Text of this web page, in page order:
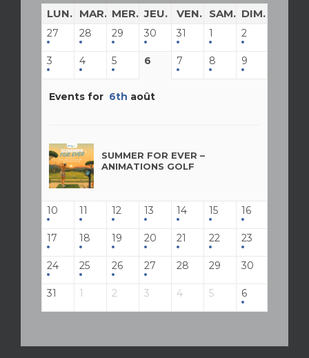
LUN. MAR. MER. JEU. VEN. SAM. DIM.
27 28 29 30 31 1 2
3 4 5 6 7 8 9
Events for 6th août
SUMMER FOR EVER –
ANIMATIONS GOLF
10 11 12 13 14 15 16
17 18 19 20 21 22 23
24 25 26 27 28 29 30
31 1 2 3 4 5 6